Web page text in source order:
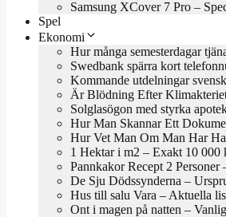
Samsung XCover 7 Pro –
Spel
Ekonomi
Hur många semesterdagar
Swedbank spärra kort
Kommande utdelningar
Är Blödning Efter
Solglasögon med styrka
Hur Man Skannar Ett
Hur Vet Man Om Man Har
1 Hektar i m2 – Exakt 10 000
Pannkakor Recept 2
De Sju Dödssynderna –
Hus till salu Vara – Aktuella
Ont i magen på natten –